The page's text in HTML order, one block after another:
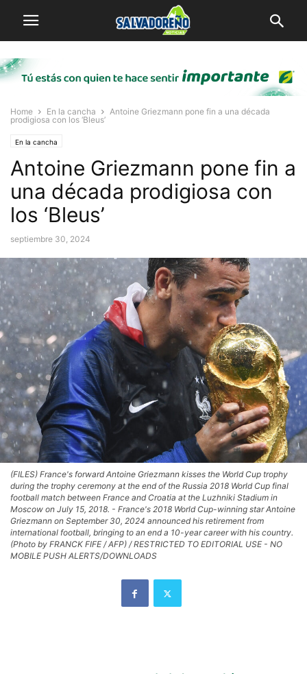
Home En la cancha
Antoine Griezmann pone fin a una década
prodigiosa con los ‘Bleus’
En la cancha
Antoine Griezmann pone fin a
una década prodigiosa con
los ‘Bleus’
septiembre 30, 2024
(FILES) France's forward Antoine Griezmann kisses the World Cup trophy
during the trophy ceremony at the end of the Russia 2018 World Cup final
football match between France and Croatia at the Luzhniki Stadium in
Moscow on July 15, 2018. - France's 2018 World Cup-winning star Antoine
Griezmann on September 30, 2024 announced his retirement from
international football, bringing to an end a 10-year career with his country.
(Photo by FRANCK FIFE / AFP) / RESTRICTED TO EDITORIAL USE - NO
MOBILE PUSH ALERTS/DOWNLOADS